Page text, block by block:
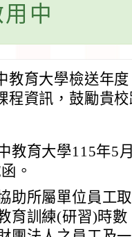
中
教育大學檢送年
程資訊，鼓勵貴
教育大學115年5
。
助所屬單位員工
育訓練(研習)時